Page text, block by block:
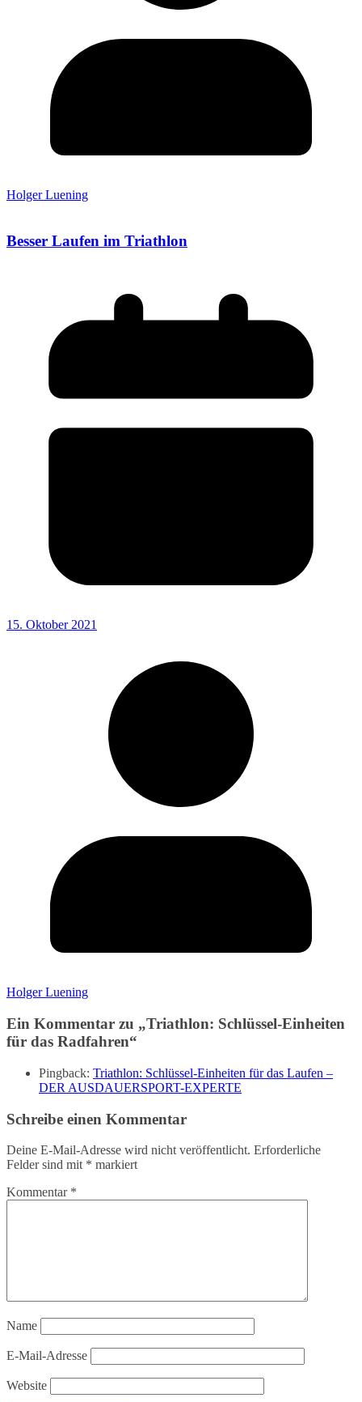
Holger Luening
Besser Laufen im Triathlon
15. Oktober 2021
Holger Luening
Ein Kommentar zu „Triathlon: Schlüssel-Einheiten
für das Radfahren“
Pingback: Triathlon: Schlüssel-Einheiten für das Laufen –
DER AUSDAUERSPORT-EXPERTE
Schreibe einen Kommentar
Deine E-Mail-Adresse wird nicht veröffentlicht. Erforderliche
Felder sind mit * markiert
Kommentar *
Name
E-Mail-Adresse
Website